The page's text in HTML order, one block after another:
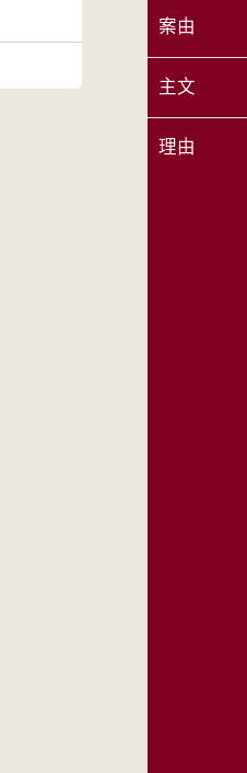
案由
主文
理由